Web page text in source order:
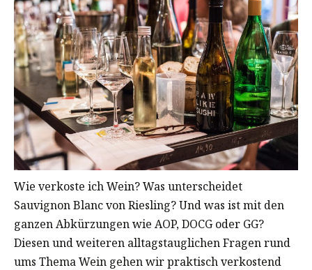
Wie verkoste ich Wein? Was unterscheidet
Sauvignon Blanc von Riesling? Und was ist mit den
ganzen Abkürzungen wie AOP, DOCG oder GG?
Diesen und weiteren alltagstauglichen Fragen rund
ums Thema Wein gehen wir praktisch verkostend